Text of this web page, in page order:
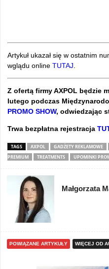
Artykuł ukazał się w ostatnim
wglądu online TUTAJ
Z ofertą firmy AXPOL będzie
lutego podczas
PROMO SHOW, odwiedzając
Trwa bezpłatna rejestracja
TAGS AXPOL GADŻETY REKLAMOWE
PREMIUM
TREATMENTS UPOMINKI
Małgorzata
POWIĄZANE ARTYKUŁY WIĘCEJ OD